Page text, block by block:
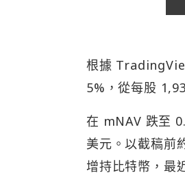
根據
5%，從每股
在 mNAV 跌至
美元。以截稿前
增持比特幣，最